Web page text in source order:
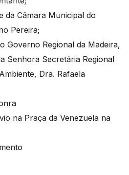
da Câmara Municipal do
Pereira;
Governo Regional da Madeira,
Senhora Secretária Regional
Dra. Rafaela
na Praça da Venezuela na